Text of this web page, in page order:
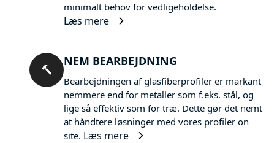
minimalt behov for vedligeholdelse.
Læs mere
NEM BEARBEJDNING
Bearbejdningen af glasfiberprofiler er markant
nemmere end for metaller som f.eks. stål, og
lige så effektiv som for træ. Dette gør det nemt
at håndtere løsninger med vores profiler on
site. Læs mere